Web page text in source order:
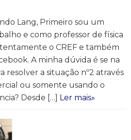
Lang, Primeiro sou um
e como professor de física
o CREF e também
A minha dúvida é se na
resolver a situação nº2 através
ou somente usando o
Desde […] Ler mais»